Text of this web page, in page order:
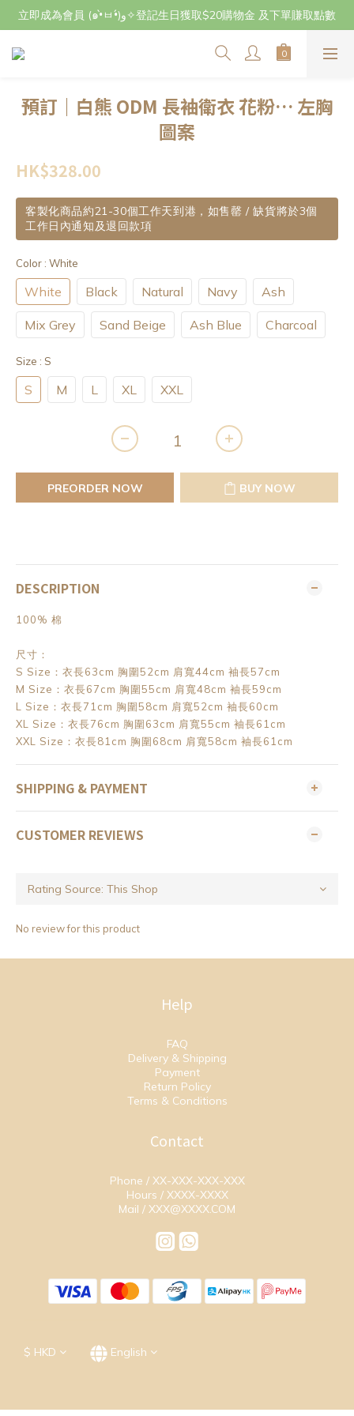
立即成為會員 (๑•̀ㅂ•́)و✧登記生日獲取$20購物金 及下單賺取點數
立即成為會員 (๑•̀ㅂ•́)و✧登記生日獲取$20購物金 及下單賺取點數
7月29日至8月3日期間因店主不在港將暫停交收及寄件，感謝~
預訂｜白熊 ODM 長袖衛衣 花粉… 左胸
圖案
HK$328.00
客製化商品約21-30個工作天到港，如售罄 / 缺貨將於3個
工作日內通知及退回款項
Color : White
White Black Natural Navy Ash
Mix Grey Sand Beige Ash Blue Charcoal
Size : S
S M L XL XXL
PREORDER NOW BUY NOW
DESCRIPTION
100% 棉
尺寸：
S Size：衣長63cm 胸圍52cm 肩寬44cm 袖長57cm
M Size：衣長67cm 胸圍55cm 肩寬48cm 袖長59cm
L Size：衣長71cm 胸圍58cm 肩寬52cm 袖長60cm
XL Size：衣長76cm 胸圍63cm 肩寬55cm 袖長61cm
XXL Size：衣長81cm 胸圍68cm 肩寬58cm 袖長61cm
SHIPPING & PAYMENT
CUSTOMER REVIEWS
No review for this product
Help
FAQ
Delivery & Shipping
Payment
Return Policy
Terms & Conditions
Contact
Phone / XX-XXX-XXX-XXX
Hours / XXXX-XXXX
Mail / XXX@XXXX.COM
$ HKD English